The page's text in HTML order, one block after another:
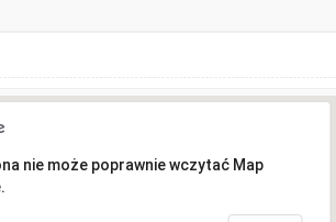
nie może poprawnie wczytać Map